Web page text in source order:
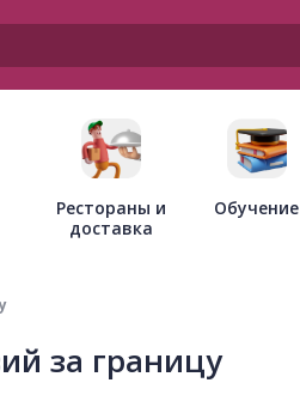
Рестораны и
доставка
Обучение
за границу